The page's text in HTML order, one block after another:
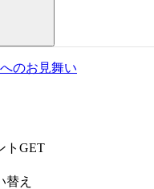
のお見舞い
トGET
替え